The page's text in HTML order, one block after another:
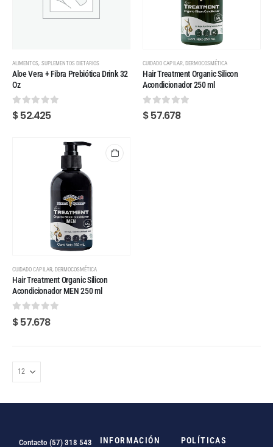
ALIMENTOS, SUPLEMENTOS DIETARIOS
Aloe Vera + Fibra Prebiótica Drink 32
Oz
0 out of 5
$52.425
CUIDADO CAPILAR,DERMOCOSMÉTICA
Hair Treatment Organic Silicon
Acondicionador 250 ml
0 out of 5
$57.678
CUIDADO CAPILAR,DERMOCOSMÉTICA
Hair Treatment Organic Silicon
Acondicionador MEN 250 ml
0 out of 5
$57.678
Contacto (57) 318 543 INFORMACIÓN POLÍTICAS